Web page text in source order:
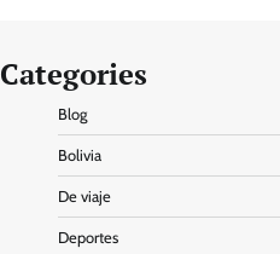
Categories
Blog
Bolivia
De viaje
Deportes